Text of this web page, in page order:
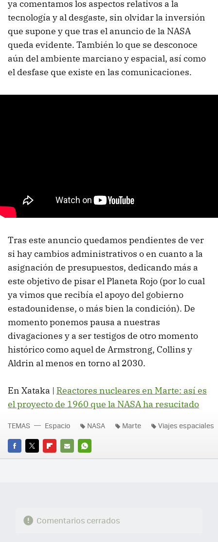
ya comentamos los aspectos relativos a la
tecnología y al desgaste, sin olvidar la inversión
que supone y que tras el anuncio de la NASA
queda evidente. También lo que se desconoce
aún del ambiente marciano y espacial, así como
el desfase que existe en las comunicaciones.
Tras este anuncio quedamos pendientes de ver
si hay cambios administrativos o en cuanto a la
asignación de presupuestos, dedicando más a
este objetivo de pisar el Planeta Rojo (por lo cual
ya vimos que recibía el apoyo del gobierno
estadounidense, o más bien la condición). De
momento ponemos pausa a nuestras
divagaciones y a ser testigos de otro momento
histórico como aquel de Armstrong, Collins y
Aldrin al menos en torno al 2030.
En Xataka | Reactores nucleares en Marte: así es
el proyecto de 1960 que la NASA ha resucitado
FACEBOOK
TWITTERFLIPBOARD
E-
WHATSAPP
TEMAS Espacio NASA Marte Viajes espaciales
Comentarios cerrados